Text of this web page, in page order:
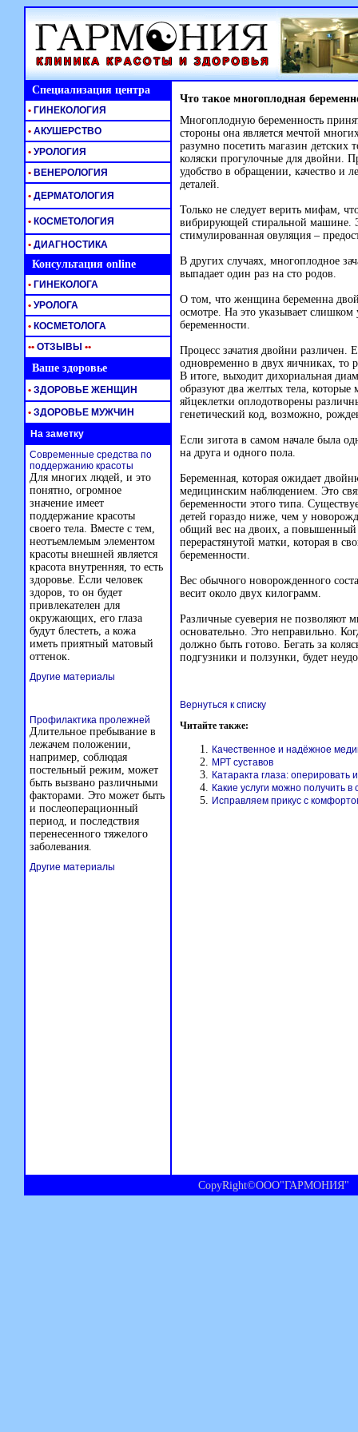
Специализация центра Что такое многоплодная
Многоплодную беременность
стороны она является мечтой
разумно посетить магазин детских
коляски прогулочные для двойни.
удобство в обращении, качество и
деталей.
Только не следует верить мифам,
вибрирующей стиральной машине.
стимулированная овуляция –
В других случаях, многоплодное
выпадает один раз на сто родов.
О том, что женщина беременна
осмотре. На это указывает
беременности.
Процесс зачатия двойни различен.
одновременно в двух яичниках, то
В итоге, выходит дихориальная
образуют два желтых тела,
яйцеклетки оплодотворены
генетический код, возможно,
Если зигота в самом начале была
на друга и одного пола.
Беременная, которая ожидает
медицинским наблюдением. Это
беременности этого типа.
детей гораздо ниже, чем у
общий вес на двоих, а повышенный
перерастянутой матки, которая в
беременности.
Вес обычного новорожденного
весит около двух килограмм.
Различные суеверия не
основательно. Это неправильно.
должно быть готово. Бегать за
подгузники и ползунки, будет
Вернуться к списку
Читайте также:
Качественное и надёжное
МРТ суставов
Катаракта глаза: оперировать
Какие услуги можно получить в
Исправляем прикус с
• ГИНЕКОЛОГИЯ
• АКУШЕРСТВО
• УРОЛОГИЯ
• ВЕНЕРОЛОГИЯ
• ДЕРМАТОЛОГИЯ
• КОСМЕТОЛОГИЯ
• ДИАГНОСТИКА
Консультация online
• ГИНЕКОЛОГА
• УРОЛОГА
• КОСМЕТОЛОГА
•• ОТЗЫВЫ ••
Ваше здоровье
• ЗДОРОВЬЕ ЖЕНЩИН
• ЗДОРОВЬЕ МУЖЧИН
На заметку
Современные средства по
поддержанию красоты
Для многих людей, и это
понятно, огромное
значение имеет
поддержание красоты
своего тела. Вместе с тем,
неотъемлемым элементом
красоты внешней является
красота внутренняя, то есть
здоровье. Если человек
здоров, то он будет
привлекателен для
окружающих, его глаза
будут блестеть, а кожа
иметь приятный матовый
оттенок.
Другие материалы
Профилактика пролежней
Длительное пребывание в
лежачем положении,
например, соблюдая
постельный режим, может
быть вызвано различными
факторами. Это может быть
и послеоперационный
период, и последствия
перенесенного тяжелого
заболевания.
Другие материалы